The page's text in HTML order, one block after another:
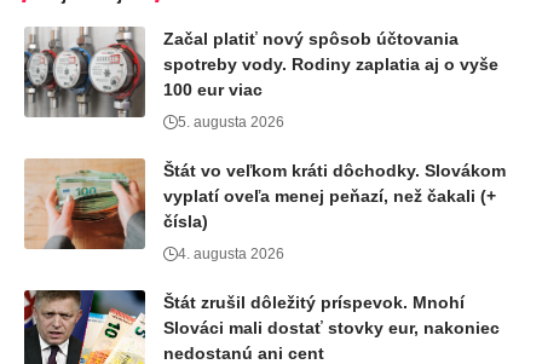
Začal platiť nový spôsob účtovania
spotreby vody. Rodiny zaplatia aj o vyše
100 eur viac
5. augusta 2026
Štát vo veľkom kráti dôchodky. Slovákom
vyplatí oveľa menej peňazí, než čakali (+
čísla)
4. augusta 2026
Štát zrušil dôležitý príspevok. Mnohí
Slováci mali dostať stovky eur, nakoniec
nedostanú ani cent